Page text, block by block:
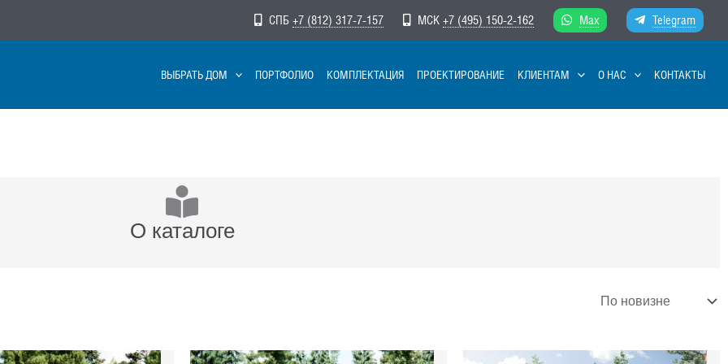
СПБ +7 (812) 317-7-157 МСК +7 (495) 150-2-162 Max Telegram
ВЫБРАТЬ ДОМ ПОРТФОЛИО КОМПЛЕКТАЦИЯ ПРОЕКТИРОВАНИЕ КЛИЕНТАМ О НАС КОНТАКТЫ
О каталоге